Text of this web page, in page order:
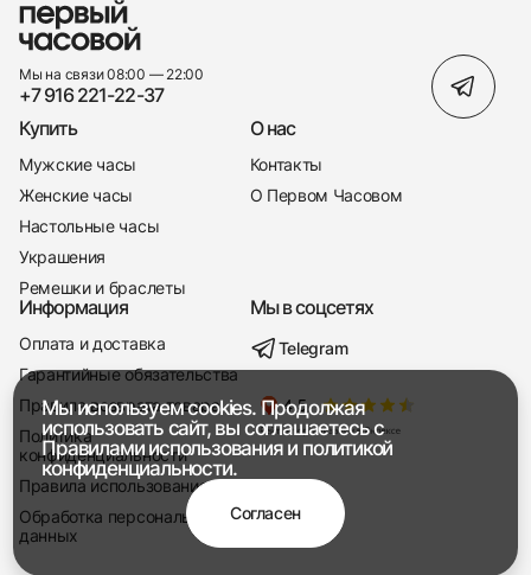
+7 916 221-22-37
Мы насвязи 08:00 — 19:00
Мы на связи 08:00 — 22:00
+7 916 221-22-37
Купить
Мужские часы
Женские часы
Настольные часы
Украшения
Ремешки и браслеты
О нас
Контакты
О Первом Часовом
Информация
Оплата и доставка
Гарантийные обязательства
Правила возврата товара
Политика
конфиденциальности
Правила использования
Обработка персональных
данных
Мы в соцсетях
Telegram
Мы используем cookies. Продолжая
использовать сайт, вы соглашаетесь с
Правилами использованияи политикой
конфиденциальности.
Согласен